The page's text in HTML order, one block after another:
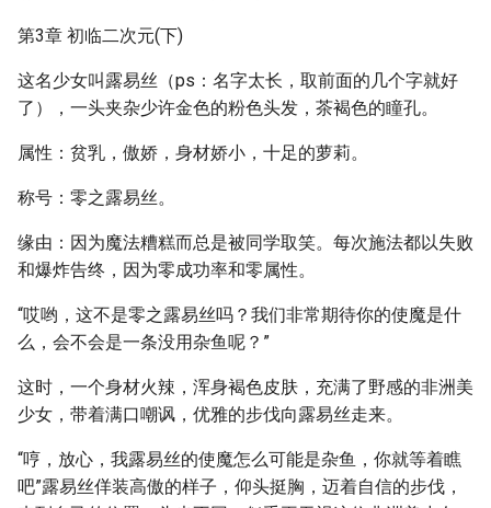
第3章 初临二次元(下)
这名少女叫露易丝（ps：名字太长，取前面的几个字就好
了），一头夹杂少许金色的粉色头发，茶褐色的瞳孔。
属性：贫乳，傲娇，身材娇小，十足的萝莉。
称号：零之露易丝。
缘由：因为魔法糟糕而总是被同学取笑。每次施法都以失败
和爆炸告终，因为零成功率和零属性。
“哎哟，这不是零之露易丝吗？我们非常期待你的使魔是什
么，会不会是一条没用杂鱼呢？”
这时，一个身材火辣，浑身褐色皮肤，充满了野感的非洲美
少女，带着满口嘲讽，优雅的步伐向露易丝走来。
“哼，放心，我露易丝的使魔怎么可能是杂鱼，你就等着瞧
吧”露易丝佯装高傲的样子，仰头挺胸，迈着自信的步伐，